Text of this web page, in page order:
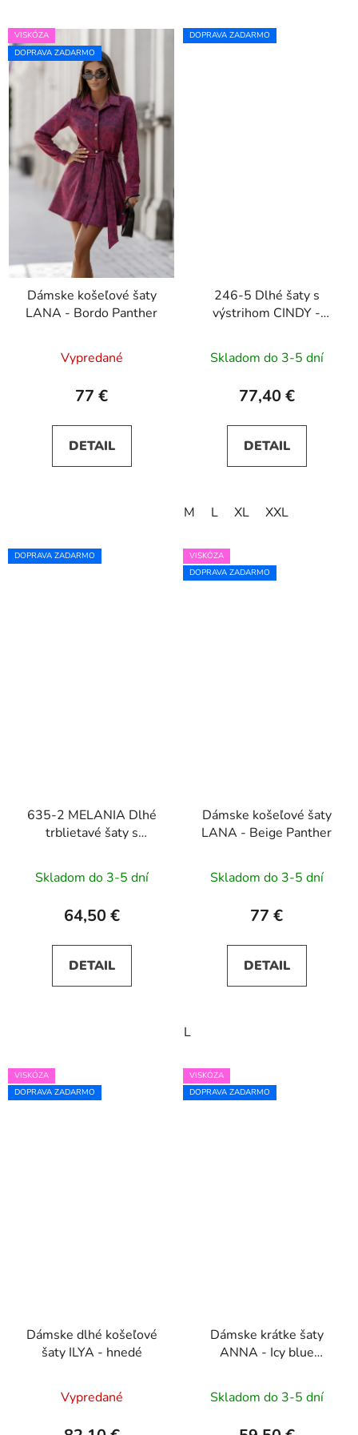
VISKÓZA
DOPRAVA ZADARMO
Dámske košeľové šaty
LANA - Bordo Panther
Vypredané
77 €
DETAIL
DOPRAVA ZADARMO
246-5 Dlhé šaty s
výstrihom CINDY -
Skladom do 3-5 dní
77,40 €
DETAIL
M L XL XXL
DOPRAVA ZADARMO
635-2 MELANIA Dlhé
trblietavé šaty s
rukávmi - čierne
Skladom do 3-5 dní
64,50 €
DETAIL
VISKÓZA
DOPRAVA ZADARMO
Dámske košeľové šaty
LANA - Beige Panther
Skladom do 3-5 dní
77 €
DETAIL
L
VISKÓZA
DOPRAVA ZADARMO
Dámske dlhé košeľové
šaty ILYA - hnedé
Vypredané
VISKÓZA
DOPRAVA ZADARMO
Dámske krátke šaty
ANNA - Icy blue
Skladom do 3-5 dní